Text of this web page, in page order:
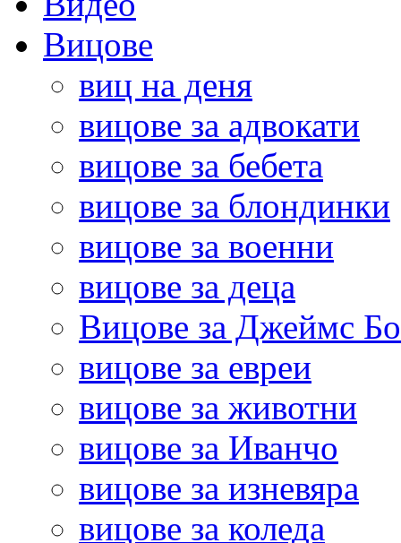
Вицове
виц на деня
вицове за адвокати
вицове за бебета
вицове за блондинки
вицове за военни
вицове за деца
Вицове за Джеймс
вицове за евреи
вицове за животни
вицове за Иванчо
вицове за изневяра
вицове за коледа